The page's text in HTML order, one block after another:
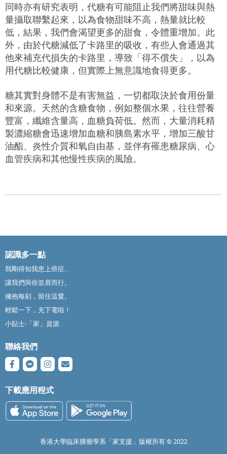
同時亦有研究表明，代糖有可能阻止我們將甜味與熱
量攝取聯繫起來，以為食物甜味不高，熱量就比較
低，結果，我們會渴望更多的甜食，令體重增加。此
外，由於代糖減低了卡路里的吸收，有些人會通過其
他來補充代損失的卡路里，導致「得不償失」，以為
用代糖比較健康，但實際上無意識地食得更多。
糖其實對身體不是有害無益，一切都取決於食用份量
和來源。天然的含糖食物，例如整個水果，往往營養
豐富，纖維含量高，血糖負荷低。然而，大量消耗精
製濃縮糖會迅速增加血糖和胰島素水平，增加三酸甘
油酯、炎性介質和氧自由基，並伴有罹患糖尿病、心
血管疾病和其他慢性疾病的風險。
認識多一點
我剛得知我患上癌症...
讓我們與你並肩而行。
擁抱每刻，留住這愛。
輕鬆一下，充下電啦！
小貼士‧「家」資源
聯絡我們
下載應用程式
香港大學臨床腫瘤學系「家支援」版權所有 ©️ 2022